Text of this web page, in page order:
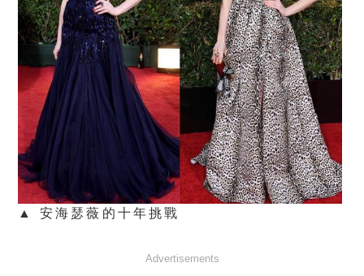
▲ 安海瑟薇的十年挑戰
Advertisements